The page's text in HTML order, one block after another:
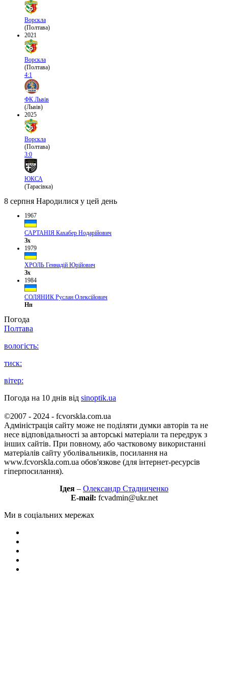
Ворскла
(Полтава)
2021
Ворскла
(Полтава)
4:1
ФК Львів
(Львів)
2025
Ворскла
(Полтава)
3:0
ЮКСА
(Тарасівка)
8 серпня Народилися у цей день
1967
САРТАНІЯ Кахабер Нодарійович
Зх
1979
ХРОЛЬ Геннадій Юрійович
Зх
1984
СОЛЯНИК Руслан Олексійович
Нп
Погода
Полтава
вологість:
тиск:
вітер:
Погода на 10 днів від sinoptik.ua
©2007 - 2024 - fcvorskla.com.ua
Адміністрація сайту може не поділяти думки авторів та не
несе відповідальності за авторські матеріали та передрук з
інших сайтів. При повному, або частковому використанні
матеріалів сайту уболівальників, посилання на
www.fcvorskla.com.ua обов'язкове (для інтернет-ресурсів
гіперпосилання).
Ідея – Олександр Стадниченко
E-mail: fcvadmin@ukr.net
Ми в соціальних мережах